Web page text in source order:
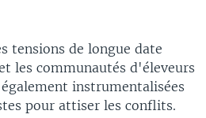
tensions de longue date
les communautés d'éleveurs
instrumentalisées
pour attiser les conflits.